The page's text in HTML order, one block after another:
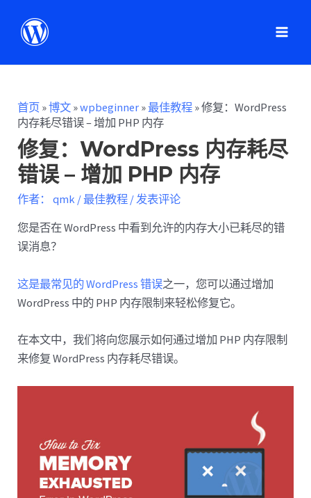
首页 »博文 »wpbeginner »最佳教程 »修复：WordPress
内存耗尽错误 – 增加 PHP 内存
修复：WordPress 内存耗尽
错误 – 增加 PHP 内存
作者： qmk /最佳教程 /发表评论
您是否在 WordPress 中看到允许的内存大小已耗尽的错
误消息？
这是最常见的 WordPress 错误之一，您可以通过增加
WordPress 中的 PHP 内存限制来轻松修复它。
在本文中，我们将向您展示如何通过增加 PHP 内存限制
来修复 WordPress 内存耗尽错误。